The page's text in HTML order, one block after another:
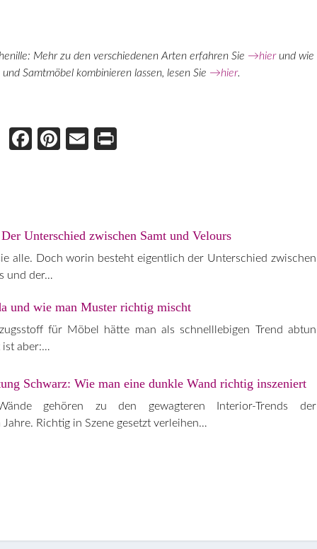
Mehr zu den verschiedenen Arten erfahren Sie →hierund wie
Samtmöbel kombinieren lassen, lesen Sie →hier.
Face
Pint
Ema
Unterschied zwischen Samt und Velours
alle. Doch worin besteht eigentlich der Unterschied zwischen
und der…
und wie man Muster richtig mischt
für Möbel hätte man als schnelllebigen Trend abtun
ist aber:…
Schwarz: Wie man eine dunkle Wand richtig inszeniert
gehören zu den gewagteren Interior-Trends der
Jahre. Richtig in Szene gesetzt verleihen…